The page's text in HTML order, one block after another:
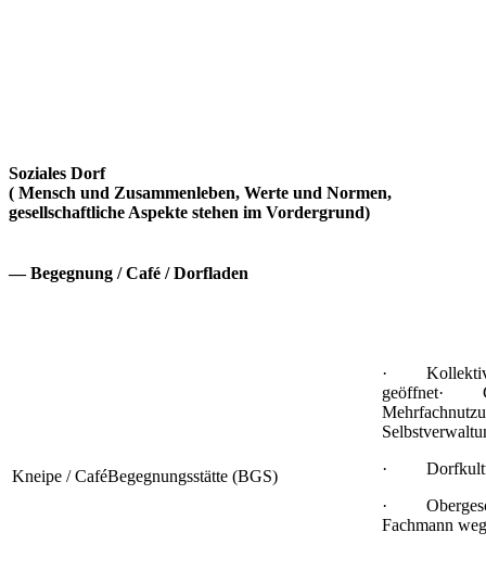
Soziales Dorf
( Mensch und Zusammenleben, Werte und Normen,
gesellschaftliche Aspekte stehen im Vordergrund)
— Begegnung / Café / Dorfladen
Kneipe / CaféBegegnungsstätte (BGS)
· Kollektive
geöffnet·
·
·
Fachmann